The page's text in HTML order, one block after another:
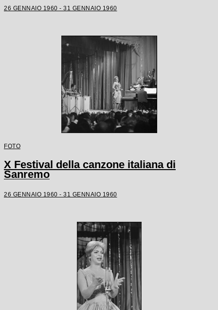
26 GENNAIO 1960 - 31 GENNAIO 1960
FOTO
X Festival della canzone italiana di
Sanremo
26 GENNAIO 1960 - 31 GENNAIO 1960